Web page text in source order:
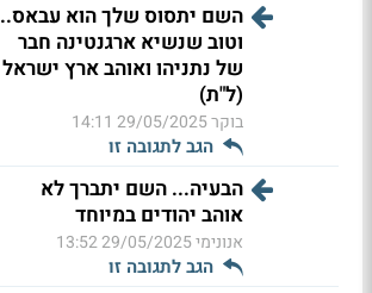
השם יתסוס שלך הוא עבאס..
וטוב שנשיא ארגנטינה חבר
של נתניהו ואוהב ארץ ישראל
(ל"ת)
בוקר29/05/2025 14:11
הגב לתגובה זו
הבעיה... השם יתברך לא
אוהב יהודים במיוחד
אנונימי29/05/2025 13:52
הגב לתגובה זו